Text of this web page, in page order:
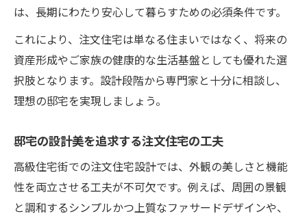
は、長期にわたり安心して暮らすための必須条件です。
これにより、注文住宅は単なる住まいではなく、将来の
資産形成やご家族の健康的な生活基盤としても優れた選
択肢となります。設計段階から専門家と十分に相談し、
理想の邸宅を実現しましょう。
邸宅の設計美を追求する注文住宅の工夫
高級住宅街での注文住宅設計では、外観の美しさと機能
性を両立させる工夫が不可欠です。例えば、周囲の景観
と調和するシンプルかつ上質なファサードデザインや、